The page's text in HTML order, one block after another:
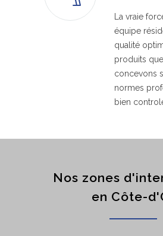
La vraie
équipe
qualité
produits
concevons
normes
bien
Nos zones
en Côte-